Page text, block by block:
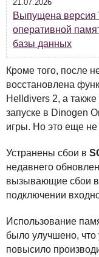
21.07.2026
Выпущена
оперативной
базы данных
Кроме того, после
восстановлена
Helldivers 2, а
запуске в Dinogen
игры. Но это еще не
Устранены сбои в
недавнего
вызывающие сбои в
подключении
Использование
было улучшено, что
повысило